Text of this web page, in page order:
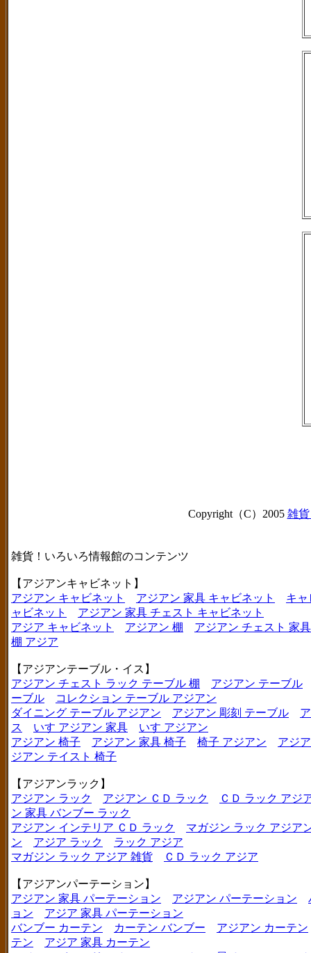
Copyright（C）2005 雑
雑貨！いろいろ情報館のコンテンツ
【アジアンキャビネット】
アジアン キャビネット
アジアン 家具 キャビネット
キャ
ャビネット
アジアン 家具 チェスト キャビネット
アジア キャビネット
アジアン 棚
アジアン チェスト 家
棚 アジア
【アジアンテーブル・イス】
アジアン チェスト ラック テーブル 棚
アジアン テーブル
ーブル
コレクション テーブル アジアン
ダイニング テーブル アジアン
アジアン 彫刻 テーブル
ス
いす アジアン 家具
いす アジアン
アジアン 椅子
アジアン 家具 椅子 椅子 アジアン
アジ
ジアン テイスト 椅子
【アジアンラック】
アジアン ラック
アジアン ＣＤ ラック
ＣＤ ラック アジ
ン 家具 バンブー ラック
アジアン インテリア ＣＤ ラック
マガジン ラック アジア
ン
アジア ラック
ラック アジア
マガジン ラック アジア 雑貨
ＣＤ ラック アジア
【アジアンパーテーション】
アジアン 家具 パーテーション
アジアン パーテーション
ョン
アジア 家具 パーテーション
バンブー カーテン
カーテン バンブー
アジアン カーテン
テン
アジア 家具 カーテン